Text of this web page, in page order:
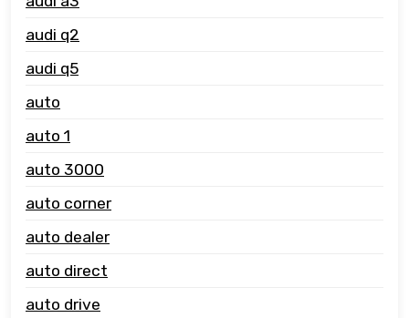
audi q2
audi q5
auto
auto 1
auto 3000
auto corner
auto dealer
auto direct
auto drive